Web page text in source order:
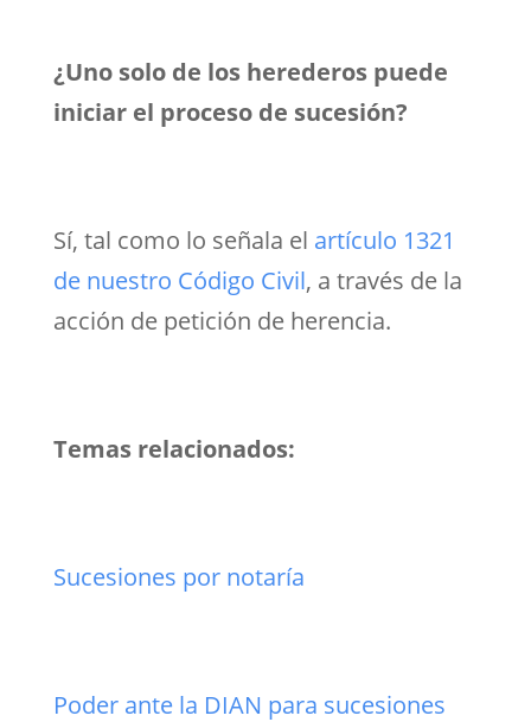
¿Uno solo de los herederos puede
iniciar el proceso de sucesión?
Sí, tal como lo señala el artículo 1321
de nuestro Código Civil, a través de la
acción de petición de herencia.
Temas relacionados:
Sucesiones por notaría
Poder ante la DIAN para sucesiones